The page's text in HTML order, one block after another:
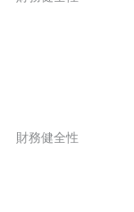
財務健全性